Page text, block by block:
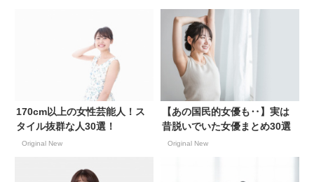
170cm以上の女性芸能人！ス
タイル抜群な人30選！
Original New
【あの国民的女優も‥】実は
昔脱いでいた女優まとめ30選
Original New